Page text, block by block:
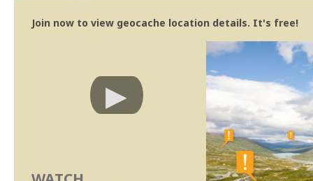
Join now to view geocache location details. It's free!